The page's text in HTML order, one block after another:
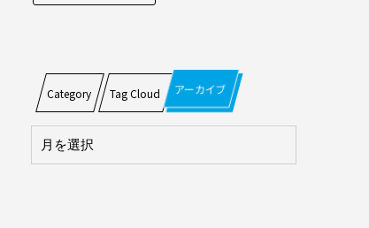
Category Tag Cloud アーカイブ